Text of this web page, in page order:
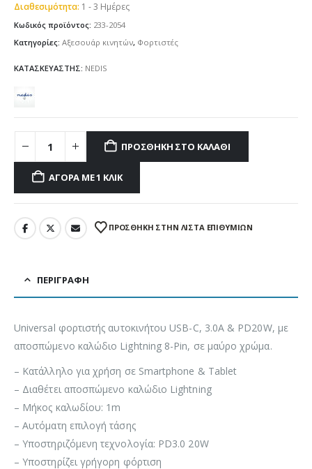
Διαθεσιμότητα: 1 - 3 Ημέρες
Κωδικός προϊόντος: 233-2054
Κατηγορίες: Αξεσουάρ κινητών, Φορτιστές
ΚΑΤΑΣΚΕΥΑΣΤΗΣ: NEDIS
ΠΡΟΣΘΉΚΗ ΣΤΟ ΚΑΛΆΘΙ
ΑΓΟΡΆ ΜΕ 1 ΚΛΙΚ
ΠΡΌΣΘΉΚΗ ΣΤΗΝ ΛΊΣΤΑ ΕΠΙΘΥΜΙΏΝ
ΠΕΡΙΓΡΑΦΉ
Universal φορτιστής αυτοκινήτου USB-C, 3.0Α & PD20W, με
αποσπώμενο καλώδιο Lightning 8-Pin, σε μαύρο χρώμα.
– Κατάλληλο για χρήση σε Smartphone & Tablet
– Διαθέτει αποσπώμενο καλώδιο Lightning
– Μήκος καλωδίου: 1m
– Αυτόματη επιλογή τάσης
– Υποστηριζόμενη τεχνολογία: PD3.0 20W
– Υποστηρίζει γρήγορη φόρτιση